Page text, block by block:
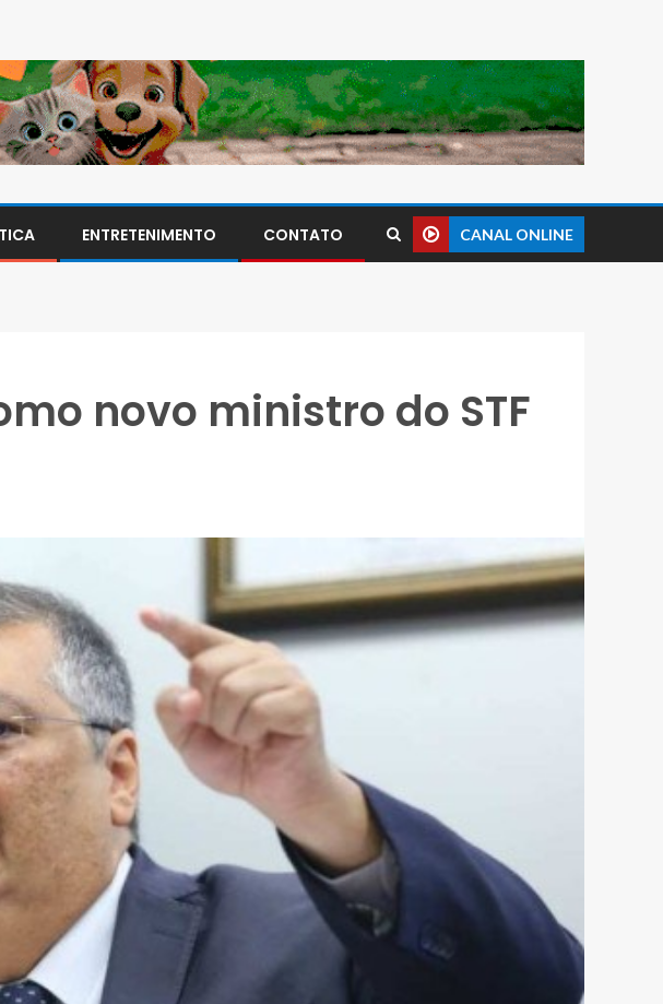
ENTRETENIMENTO CONTATO CANAL ONLINE
novo ministro do STF